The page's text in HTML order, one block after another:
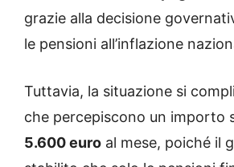
grazie alla decisione
le pensioni all’inflazione
Tuttavia, la situazione si
che percepiscono un importo
5.600 euro al mese, poiché il